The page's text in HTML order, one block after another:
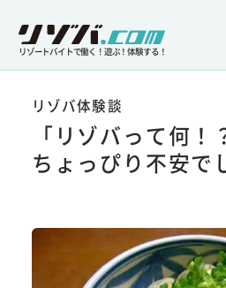
リゾートバイトで働く！遊ぶ！体験する！
リゾバ体験談
「リゾバって何
ちょっぴり不安で